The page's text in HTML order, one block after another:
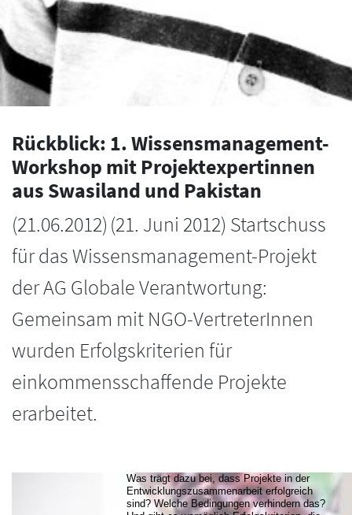
Rückblick: 1. Wissensmanagement-
Workshop mit Projektexpertinnen
aus Swasiland und Pakistan
(21.06.2012) (21. Juni 2012) Startschuss
für das Wissensmanagement-Projekt
der AG Globale Verantwortung:
Gemeinsam mit NGO-VertreterInnen
wurden Erfolgskriterien für
einkommensschaffende Projekte
erarbeitet.
Was trägt dazu bei, dass Projekte in der
Entwicklungszusammenarbeit erfolgreich
sind? Welche Bedingungen verhindern das?